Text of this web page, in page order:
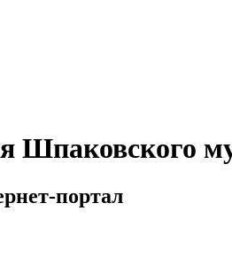
Шпаковского
портал